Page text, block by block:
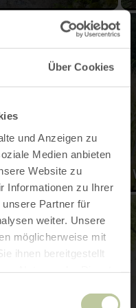
Über Cookies
und Anzeigen zu
Medien anbieten
Website zu
Informationen zu Ihrer
Partner für
weiter. Unsere
möglicherweise mit
ihnen bereitgestellt
am